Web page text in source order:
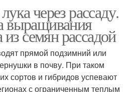
через рассаду.
выращивания
из семян рассадой
прямой подзимний или
в почву. При таком
сортов и гибридов успевают
с ограниченным теплым